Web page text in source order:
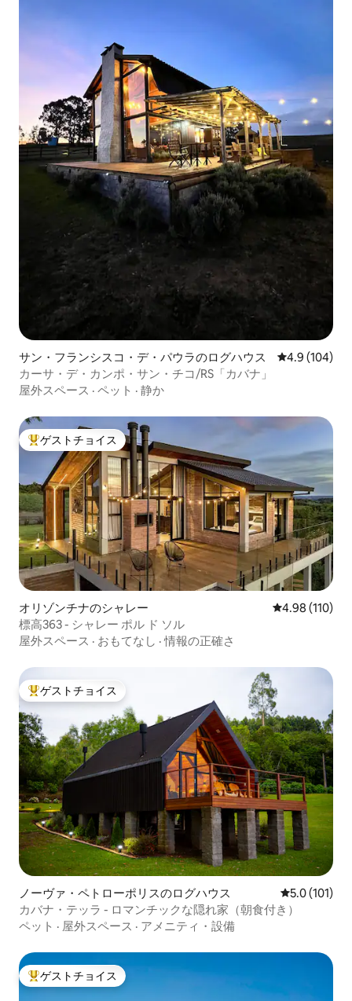
サン・フランシスコ・デ・パウラのログハウス レビュー104
4.9 (104)
カーサ・デ・カンポ・サン・チコ/RS「カバナ」
屋外スペース · ペット · 静か
大好評のゲストチョイスです。
ゲストチョイス
オリゾンチナのシャレー レビュー110
4.98 (110)
標高363 - シャレー ポル ド ソル
屋外スペース · おもてなし ·情報の正確さ
大好評のゲストチョイスです。
ゲストチョイス
ノーヴァ・ペトローポリスのログハウス レビュー101
5.0 (101)
カバナ・テッラ - ロマンチックな隠れ家（朝食付き）
ペット · 屋外スペース · アメニティ・設備
大好評のゲストチョイスです。
ゲストチョイス